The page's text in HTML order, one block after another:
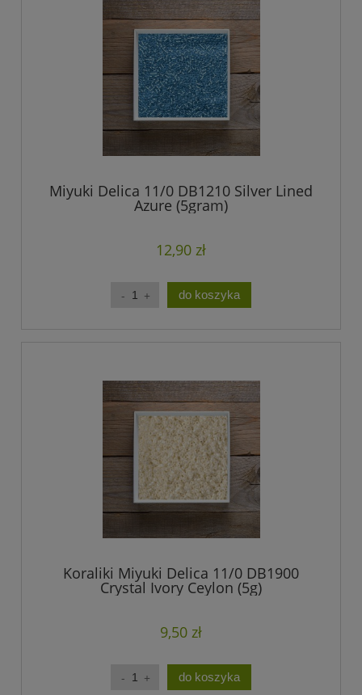
Miyuki Delica 11/0 DB1210 Silver Lined
Azure (5gram)
12,90 zł
do koszyka
Koraliki Miyuki Delica 11/0 DB1900
Crystal Ivory Ceylon (5g)
9,50 zł
do koszyka